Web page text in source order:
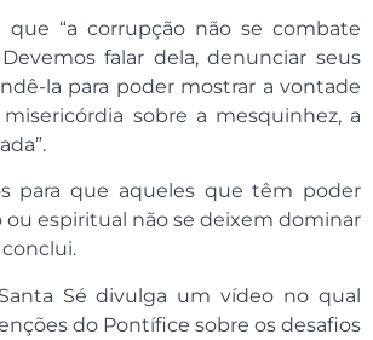
que “a corrupção não se combate
falar dela, denunciar seus
la para poder mostrar a vontade
sobre a mesquinhez, a
para que aqueles que têm poder
ou espiritual não se deixem dominar
conclui.
Sé divulga um vídeo no qual
do Pontífice sobre os desafios